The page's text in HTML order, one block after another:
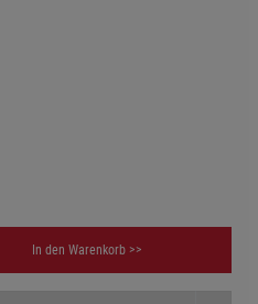
In den Warenkorb >>